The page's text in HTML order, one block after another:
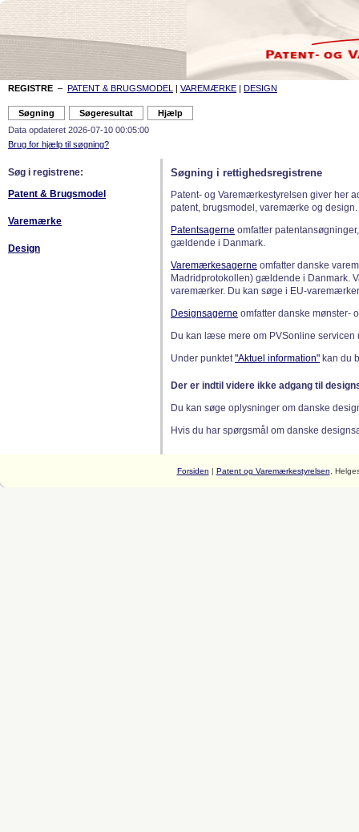
REGISTRE – PATENT & BRUGSMODEL | VAREMÆRKE | DESIGN
Data opdateret 2026-07-10 00:05:00
Brug for hjælp til søgning?
Søg i registrene:
Patent & Brugsmodel
Varemærke
Design
Søgning i rettighedsregistrene
Patent- og Varemærkestyrelsen giver her
patent, brugsmodel, varemærke og design.
Patentsagerne omfatter
gældende i Danmark.
Varemærkesagerne omfatter danske
Madridprotokollen) gældende i Danmark.
varemærker. Du kan søge i EU-
Designsagerne omfatter danske mønster-
Du kan læse mere om PVSonline
Under punktet"Aktuel information" kan du
Der er indtil videre ikke adgang til
Du kan søge oplysninger om danske
Hvis du har spørgsmål om danske
Forsiden | Patent og Varemærkestyrelsen ,